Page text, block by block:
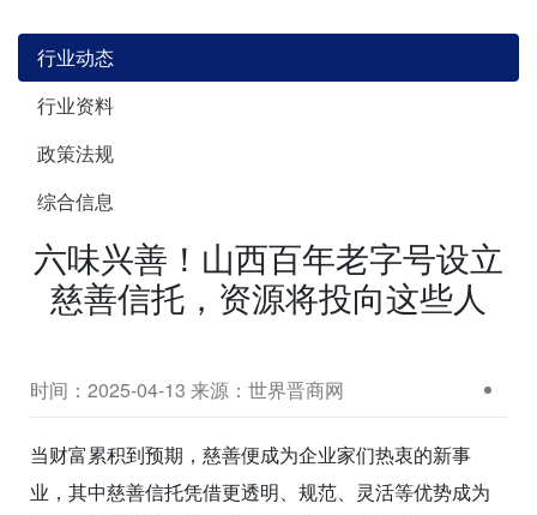
行业动态
行业资料
政策法规
综合信息
六味兴善！山西百年老字号设立
慈善信托，资源将投向这些人
时间：2025-04-13 来源：世界晋商网
当财富累积到预期，慈善便成为企业家们热衷的新事
业，其中慈善信托凭借更透明、规范、灵活等优势成为